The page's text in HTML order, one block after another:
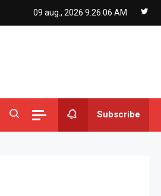
09 aug., 2026 9:26:06 AM
Subscribe